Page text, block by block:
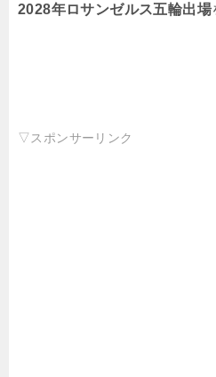
2028年ロサンゼルス五輪出場
▽スポンサーリンク